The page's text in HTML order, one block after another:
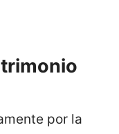
por la